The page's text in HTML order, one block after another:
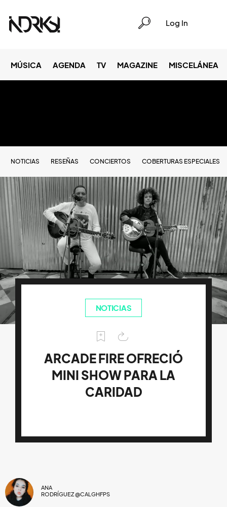
Log In
MÚSICA AGENDA TV MAGAZINE MISCELÁNEA
NOTICIAS RESEÑAS CONCIERTOS COBERTURAS ESPECIALES
NOTICIAS
ARCADE FIRE OFRECIÓ
MINI SHOW PARA LA
CARIDAD
ANA
RODRÍGUEZ @CALGHFPS